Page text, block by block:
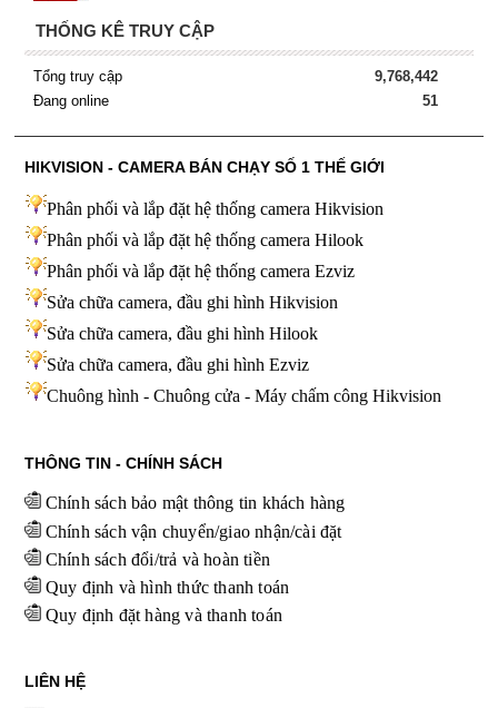
THỐNG KÊ TRUY CẬP
Tổng truy cập
9,768,442
Đang online
51
HIKVISION - CAMERA BÁN CHẠY SỐ 1 THẾ GIỚI
Phân phối và lắp đặt hệ thống camera Hikvision
Phân phối và lắp đặt hệ thống camera Hilook
Phân phối và lắp đặt hệ thống camera Ezviz
Sửa chữa camera, đầu ghi hình Hikvision
Sửa chữa camera, đầu ghi hình Hilook
Sửa chữa camera, đầu ghi hình Ezviz
Chuông hình - Chuông cửa - Máy chấm công Hikvision
THÔNG TIN - CHÍNH SÁCH
Chính sách bảo mật thông tin khách hàng
Chính sách vận chuyển/giao nhận/cài đặt
Chính sách đổi/trả và hoàn tiền
Quy định và hình thức thanh toán
Quy định đặt hàng và thanh toán
LIÊN HỆ